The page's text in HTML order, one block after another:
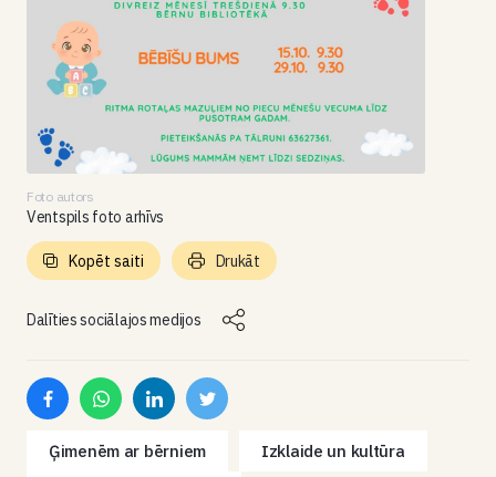
Foto autors
Ventspils foto arhīvs
Dalīties sociālajos medijos
Kopēt saiti Drukāt
Ģimenēm ar bērniem
Izklaide un kultūra